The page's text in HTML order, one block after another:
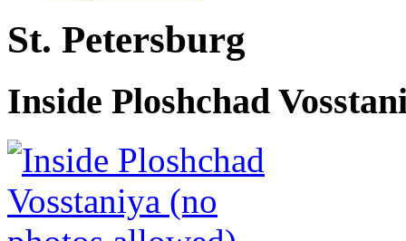
St. Petersburg
Inside Ploshchad